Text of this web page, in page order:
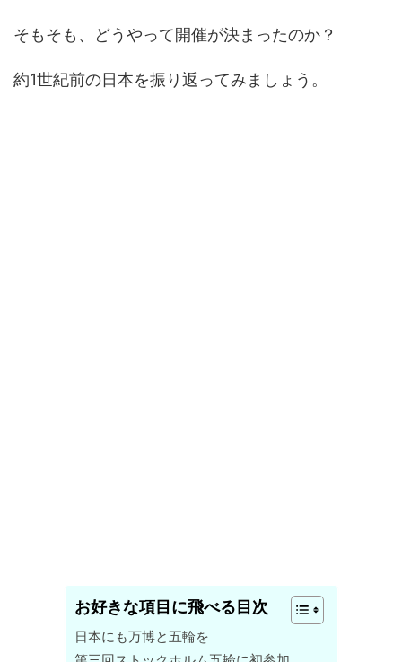
そもそも、どうやって開催が決まったのか？
約1世紀前の日本を振り返ってみましょう。
お好きな項目に飛べる目次
日本にも万博と五輪を